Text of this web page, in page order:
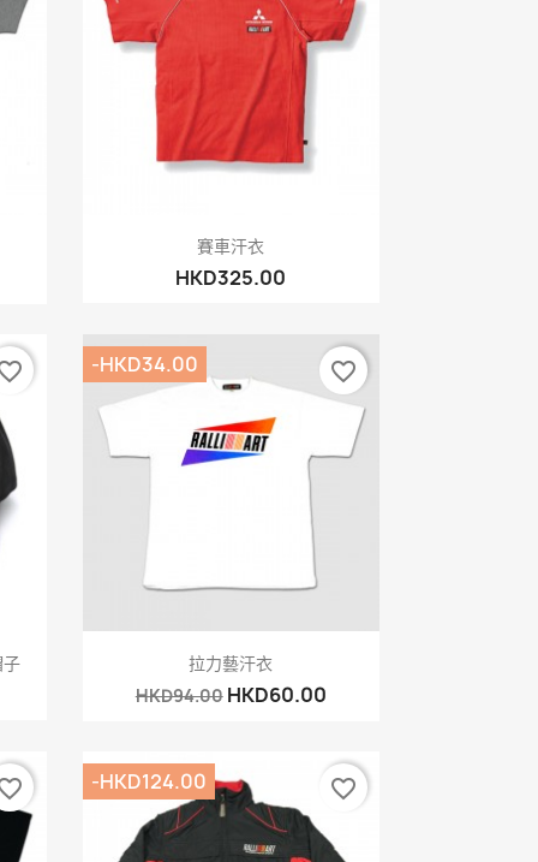
快速查看
賽車汗衣
HKD325.00
子 快速查看
拉力藝汗衣
HKD94.00 HKD60.00
-HKD34.00 favorite_border
-HKD124.00 favorite_border